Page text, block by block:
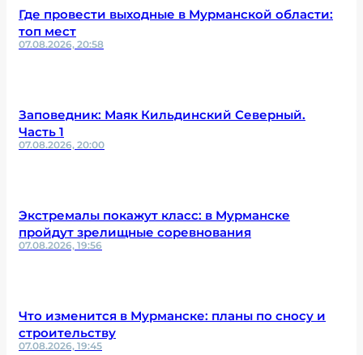
Где провести выходные в Мурманской области:
топ мест
07.08.2026, 20:58
Заповедник: Маяк Кильдинский Северный.
Часть 1
07.08.2026, 20:00
Экстремалы покажут класс: в Мурманске
пройдут зрелищные соревнования
07.08.2026, 19:56
Что изменится в Мурманске: планы по сносу и
строительству
07.08.2026, 19:45